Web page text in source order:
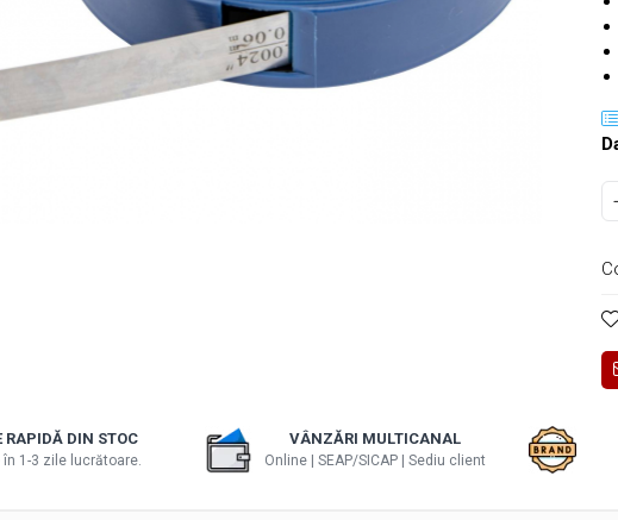
RAPIDĂ DIN STOC
în 1-3 zile lucrătoare.
VÂNZĂRI MULTICANAL
Online | SEAP/SICAP | Sediu client